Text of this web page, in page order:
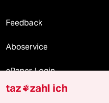
Feedback
Aboservice
ePaper Login
Downloads für Abonnierende
taz zahl ich